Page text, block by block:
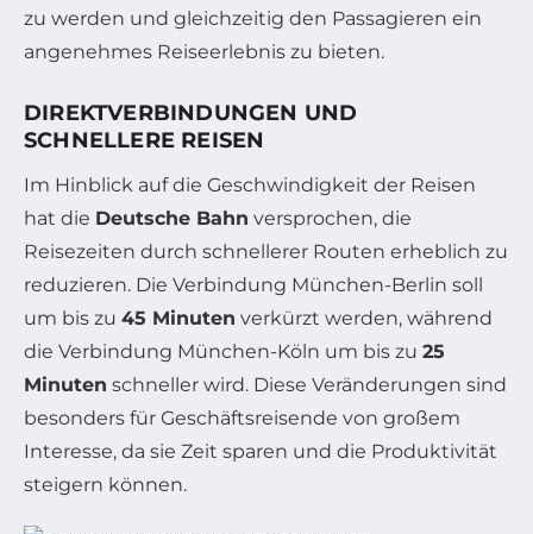
zu werden und gleichzeitig den Passagieren ein
angenehmes Reiseerlebnis zu bieten.
DIREKTVERBINDUNGEN UND
SCHNELLERE REISEN
Im Hinblick auf die Geschwindigkeit der Reisen
hat die Deutsche Bahn versprochen, die
Reisezeiten durch schnellerer Routen erheblich zu
reduzieren. Die Verbindung München-Berlin soll
um bis zu 45 Minuten verkürzt werden, während
die Verbindung München-Köln um bis zu 25
Minuten schneller wird. Diese Veränderungen sind
besonders für Geschäftsreisende von großem
Interesse, da sie Zeit sparen und die Produktivität
steigern können.